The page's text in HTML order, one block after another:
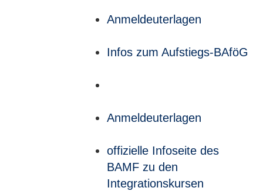
Anmeldeuterlagen
Infos zum Aufstiegs-BAföG
Anmeldeuterlagen
offizielle Infoseite des
BAMF zu den
Integrationskursen